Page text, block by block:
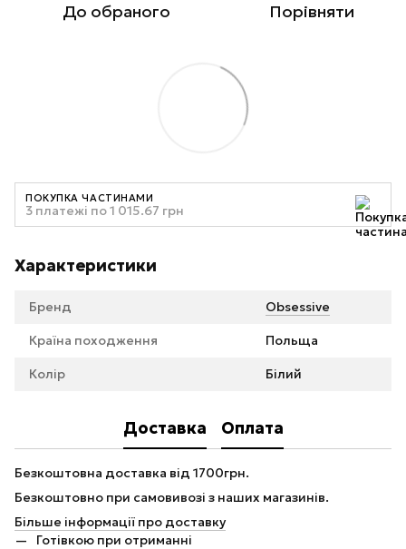
До обраного Порівняти
ПОКУПКА ЧАСТИНАМИ
3 платежі по 1 015.67 грн
Характеристики
Бренд Obsessive
Країна походження Польща
Колір Білий
Доставка Оплата
Безкоштовна доставка від 1700грн.
Безкоштовно при самовивозі з наших магазинів.
Більше інформації про доставку
Готівкою при отриманні